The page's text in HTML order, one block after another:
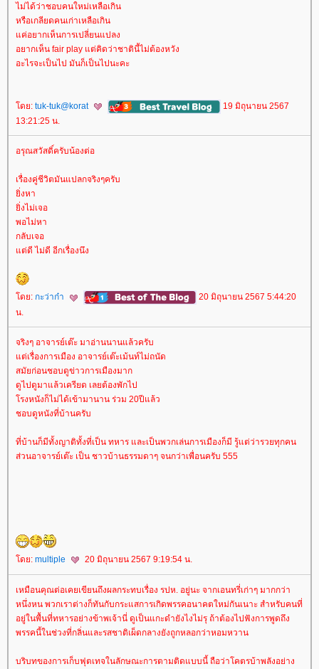
ไม่ได้ว่าชอบคนใหม่เหลือเกิน
หรือเกลียดคนเก่าเหลือเกิน
ค่อยากเห็นการเปลี่ยนแปลง
อยากเห็น fair play แต่คิดว่าชาตินี้ไม่ต้องหวัง
อะไรจะเป็นไป มันก็เป็นไปนะคะ
ดย: tuk-tuk@korat
19 มิถุนายน 2567
13:21:25 น.
อรุณสวัสดิ์ครับน้องต่อ
เรื่องคู่ชีวิตมันแปลกจริงๆครับ
ิ่งหา
ิ่งไม่เจอ
พอไม่หา
กลับเจอ
ต่ดี ไม่ดี อีกเรื่องนึง
ดย: กะว่าก๋า
20 มิถุนายน 2567 5:44:20
น.
จริงๆ อาจารย์เต๊ะ มาอ่านนานแล้วครับ
ต่เรื่องการเมือง อาจารย์เต๊ะเม้นท์ไม่ถนัด
สมัยก่อนชอบดูข่าวการเมืองมาก
ดูไปดูมาแล้วเครียด เลยต้องพักไป
รงหนังก็ไม่ได้เข้ามานาน ร่วม 20ปีแล้ว
ชอบดูหนังที่บ้านครับ
ที่บ้านก็มีทั้งญาติทั้งที่เป็น ทหาร และเป็นพวกเล่นการเมืองก็มี รู้แต่ว่ารวยทุกคน
ส่วนอาจารย์เต๊ะ เป็น ชาวบ้านธรรมดาๆ จนกว่าเพื่อนครับ 555
ดย: multiple 20 มิถุนายน 2567 9:19:54 น.
เหมือนคุณต่อเคยเขียนถึงผลกระทบเรื่อง รปห. อยู่นะ จากเอนทรี่เก่าๆ มากกว่า
หนึ่งหน พวกเราต่างก็ทันกับกระแสการเกิดพรรคอนาคตใหม่กันเนาะ สำหรับคนที่
อยู่ในพื้นที่ทหารอย่างข้าพเจ้านี่ ดูเป็นแกะดำยังไงไม่รุ ถ้าต้องไปฟังการพูดถึง
พรรคนี้ในช่วงที่กลิ่นและรสชาติเผ็ดกลางยังถูกหลอกว่าหอมหวาน
บริบทของการเก็บฟุตเทจในลักษณะการตามติดแบบนี้ ถือว่าโคตรบ้าพลังอย่าง